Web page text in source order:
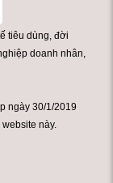
tiêu dùng, đời
doanh nhân,
ngày 30/1/2019
này.